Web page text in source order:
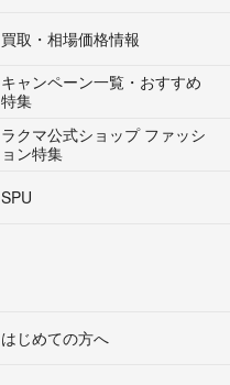
買取・相場価格情報
キャンペーン一覧・おすすめ
特集
ラクマ公式ショップ ファッシ
ョン特集
SPU
はじめての方へ